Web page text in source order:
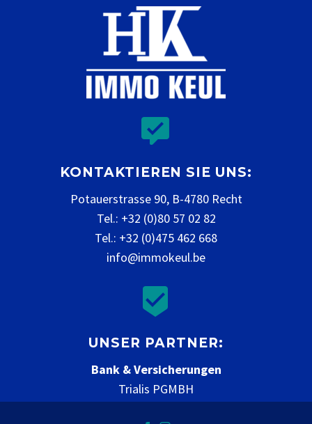


KONTAKTIEREN SIE UNS:
Potauerstrasse 90, B-4780 Recht
Tel.: +32 (0)80 57 02 82
Tel.: +32 (0)475 462 668
info@immokeul.be


UNSER PARTNER:
Bank & Versicherungen
Trialis PGMBH